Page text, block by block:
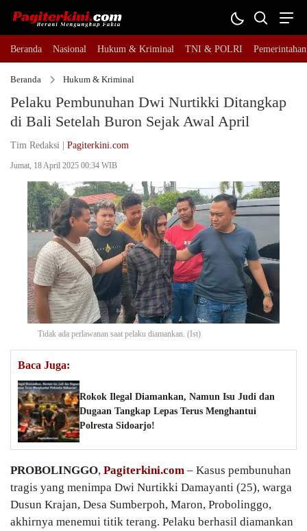
Beranda Nasional Hukum & Kriminal TNI & POLRI Pemerintahan
Beranda Hukum & Kriminal
Pelaku Pembunuhan Dwi Nurtikki Ditangkap
di Bali Setelah Buron Sejak Awal April
Tim Redaksi | Pagiterkini.com
Jumat, 18 April 2025 00:34 WIB
Tidak ada perlawanan saat pelaku diamankan. (Ist)
Baca Juga:
Rokok Ilegal Diamankan, Namun Isu Judi dan
Dugaan Tangkap Lepas Terus Menghantui
Polresta Sidoarjo!
PROBOLINGGO, Pagiterkini.com – Kasus pembunuhan
tragis yang menimpa Dwi Nurtikki Damayanti (25), warga
Dusun Krajan, Desa Sumberpoh, Maron, Probolinggo,
akhirnya menemui titik terang. Pelaku berhasil diamankan